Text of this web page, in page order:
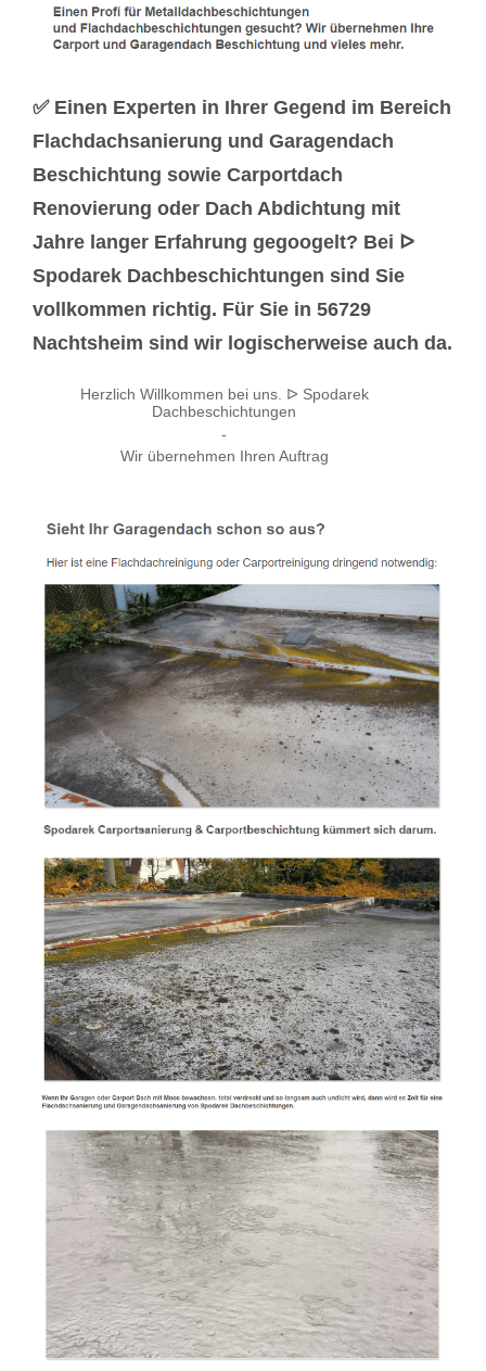
✅ Einen Experten in Ihrer Gegend im Bereich
Flachdachsanierung und Garagendach
Beschichtung sowie Carportdach
Renovierung oder Dach Abdichtung mit
Jahre langer Erfahrung gegoogelt? Bei ᐅ
Spodarek Dachbeschichtungen sind Sie
vollkommen richtig. Für Sie in 56729
Nachtsheim sind wir logischerweise auch da.
Herzlich Willkommen bei uns. ᐅ Spodarek
Dachbeschichtungen
-
Wir übernehmen Ihren Auftrag